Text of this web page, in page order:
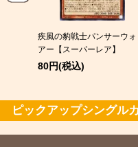
疾風の豹戦士パンサーウォ
アー【スーパーレア】
80円(税込)
ピックアップシングル